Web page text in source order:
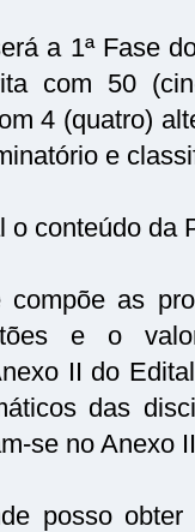
a 1ª Fase
com 50
4 (quatro)
e
o conteúdo da
compõe as
e o
II do
das
se no Anexo
posso obter